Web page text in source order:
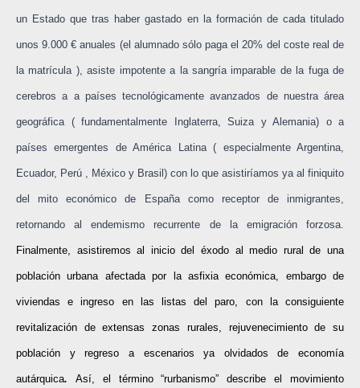
un Estado que tras haber gastado en la formación de cada titulado
unos 9.000 € anuales (el alumnado sólo paga el 20% del coste real de
la matrícula ), asiste impotente a la sangría imparable de la fuga de
cerebros a a países tecnológicamente avanzados de nuestra área
geográfica ( fundamentalmente Inglaterra, Suiza y Alemania) o a
países emergentes de América Latina ( especialmente Argentina,
Ecuador, Perú , México y Brasil) con lo que asistiríamos ya al finiquito
del mito económico de España como receptor de inmigrantes,
retornando al endemismo recurrente de la emigración forzosa.
Finalmente, asistiremos al inicio del éxodo al medio rural de una
población urbana afectada por la asfixia económica, embargo de
viviendas e ingreso en las listas del paro, con la consiguiente
revitalización de extensas zonas rurales, rejuvenecimiento de su
población y regreso a escenarios ya olvidados de economía
autárquica. Así, el término “rurbanismo” describe el movimiento